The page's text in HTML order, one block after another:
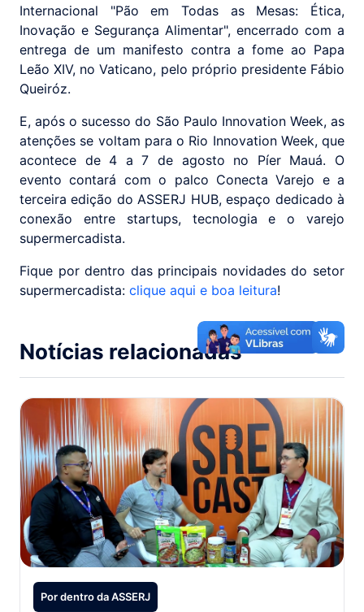
Internacional "Pão em Todas as Mesas: Ética,
Inovação e Segurança Alimentar", encerrado com a
entrega de um manifesto contra a fome ao Papa
Leão XIV, no Vaticano, pelo próprio presidente Fábio
Queiróz.
E, após o sucesso do São Paulo Innovation Week, as
atenções se voltam para o Rio Innovation Week, que
acontece de 4 a 7 de agosto no Píer Mauá. O
evento contará com o palco Conecta Varejo e a
terceira edição do ASSERJ HUB, espaço dedicado à
conexão entre startups, tecnologia e o varejo
supermercadista.
Fique por dentro das principais novidades do setor
supermercadista: clique aqui e boa leitura!
Notícias relacionadas
Por dentro da ASSERJ